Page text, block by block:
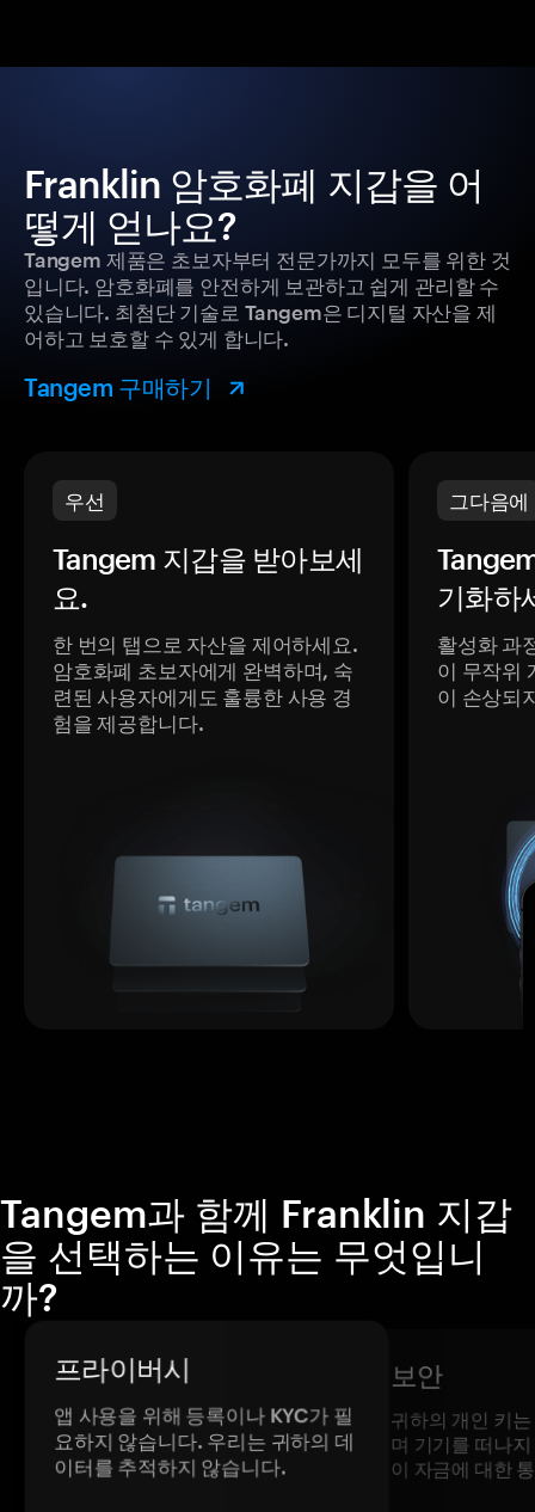
Franklin 암호화폐 지갑을 어
떻게 얻나요?
Tangem 제품은 초보자부터 전문가까지 모두를 위한 것
입니다. 암호화폐를 안전하게 보관하고 쉽게 관리할 수
있습니다. 최첨단 기술로 Tangem은 디지털 자산을 제
어하고 보호할 수 있게 합니다.
Tangem 구매하기
우선
Tangem 지갑을 받아보세
요.
한 번의 탭으로 자산을 제어하세요.
암호화폐 초보자에게 완벽하며, 숙
련된 사용자에게도 훌륭한 사용 경
험을 제공합니다.
그다음에
기화하
활성화 과
이 무작위
이 손상되
Tangem과 함께 Franklin 지갑
을 선택하는 이유는 무엇입니
까?
프라이버시
앱 사용을 위해 등록이나 KYC가 필
요하지 않습니다. 우리는 귀하의 데
이터를 추적하지 않습니다.
보안
귀하의 개인 키
며 기기를 떠나
이 자금에 대한